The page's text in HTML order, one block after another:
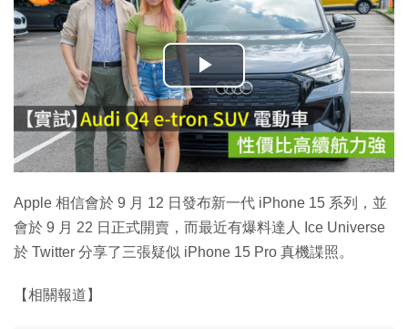
播
放
影
片
Apple 相信會於 9 月 12 日發布新一代 iPhone 15 系列，並
會於 9 月 22 日正式開賣，而最近有爆料達人 Ice Universe
於 Twitter 分享了三張疑似 iPhone 15 Pro 真機諜照。
【相關報道】